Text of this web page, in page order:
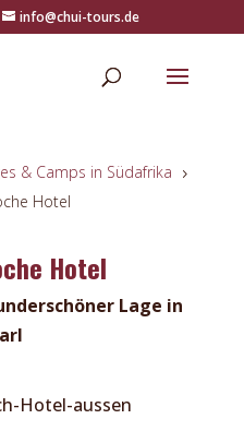
info@chui-tours.de
& Camps in Südafrika 5
Hotel
Hotel
Lage in